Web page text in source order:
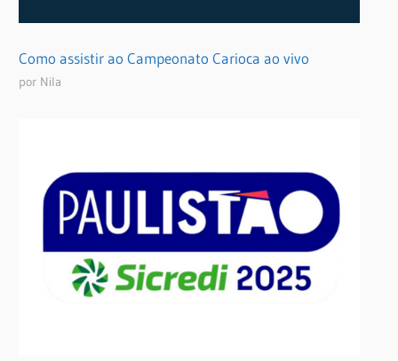
Como assistir ao Campeonato Carioca ao vivo
por Nila